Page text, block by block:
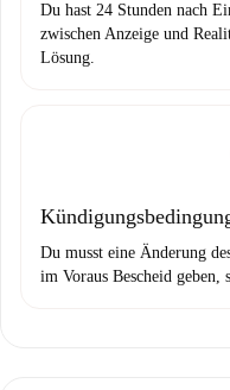
Du hast 24 Stunden nach
zwischen Anzeige und
Lösung.
Du musst eine Änderung
im Voraus Bescheid geben,